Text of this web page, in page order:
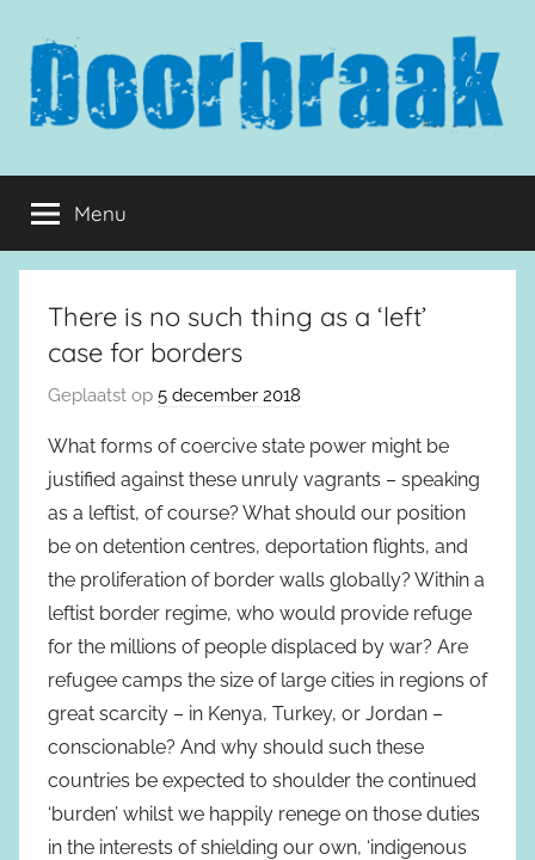
inhoud
springen
Doorbraak.eu
Menu
There is no such thing as a ‘left’
case for borders
Geplaatst op 5 december 2018
What forms of coercive state power might be
justified against these unruly vagrants – speaking
as a leftist, of course? What should our position
be on detention centres, deportation flights, and
the proliferation of border walls globally? Within a
leftist border regime, who would provide refuge
for the millions of people displaced by war? Are
refugee camps the size of large cities in regions of
great scarcity – in Kenya, Turkey, or Jordan –
conscionable? And why should such these
countries be expected to shoulder the continued
‘burden’ whilst we happily renege on those duties
in the interests of shielding our own, ‘indigenous